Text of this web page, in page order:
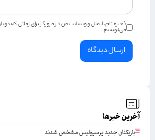
ذخیره نام، ایمیل و وبسایت من در مرورگر برای زمانی که
می‌نویسم.
آخرین خبرها
بازیکنان جدید پرسپولیس مشخص شدند